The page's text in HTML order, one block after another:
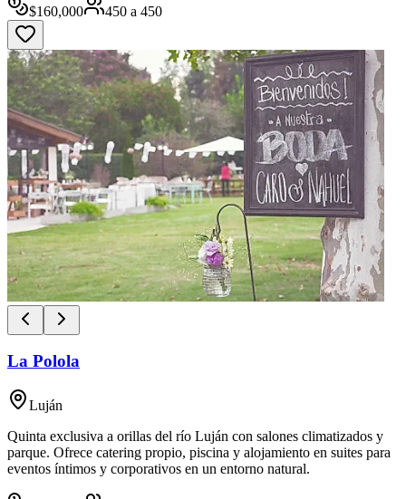
$160,000 450 a 450
La Polola
Luján
Quinta exclusiva a orillas del río Luján con salones climatizados y
parque. Ofrece catering propio, piscina y alojamiento en suites para
eventos íntimos y corporativos en un entorno natural.